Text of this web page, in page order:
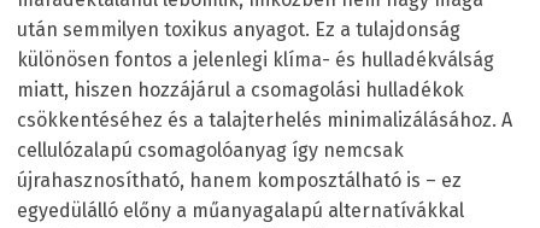
után semmilyen toxikus anyagot. Ez a tulajdonság
különösen fontos a jelenlegi klíma- és hulladékválság
miatt, hiszen hozzájárul a csomagolási hulladékok
csökkentéséhez és a talajterhelés minimalizálásához. A
cellulózalapú csomagolóanyag így nemcsak
újrahasznosítható, hanem komposztálható is – ez
egyedülálló előny a műanyagalapú alternatívákkal